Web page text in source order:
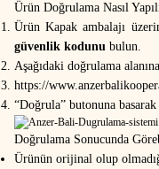
Ürün Doğrulama Nasıl
Ürün Kapak ambalajı
güvenlik kodunu bulun.
Aşağıdaki doğrulama
https://
“Doğrula” butonuna
Doğrulama Sonucunda
Ürünün orijinal olup